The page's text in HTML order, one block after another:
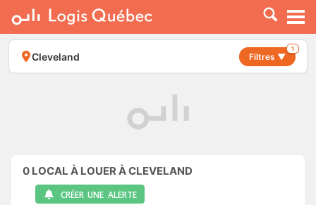
À LOUER
À VENDRE
PLACER UNE ANNONCE
Cleveland Filtres ▼
1
0 LOCAL À LOUER À CLEVELAND
CRÉER UNE ALERTE